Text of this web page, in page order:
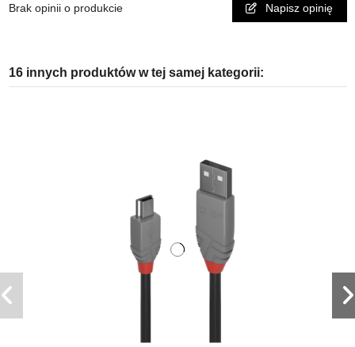
Brak opinii o produkcie Napisz opinię
16 innych produktów w tej samej kategorii: